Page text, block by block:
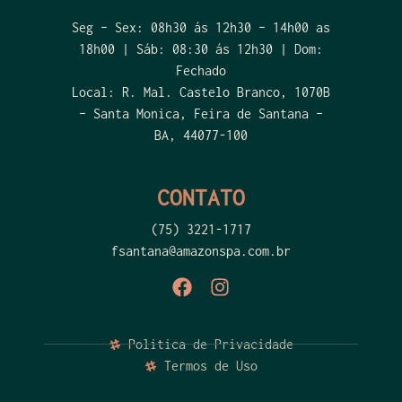
Seg – Sex: 08h30 ás 12h30 – 14h00 as
18h00 | Sáb: 08:30 ás 12h30 | Dom:
Fechado
Local: R. Mal. Castelo Branco, 1070B
– Santa Monica, Feira de Santana –
BA, 44077-100
CONTATO
(75) 3221-1717
fsantana@amazonspa.com.br
Politica de Privacidade
Termos de Uso